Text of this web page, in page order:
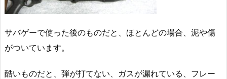
サバゲーで使った後のものだと、ほとんどの場合、泥や傷
がついています。
酷いものだと、弾が打てない、ガスが漏れている、フレー